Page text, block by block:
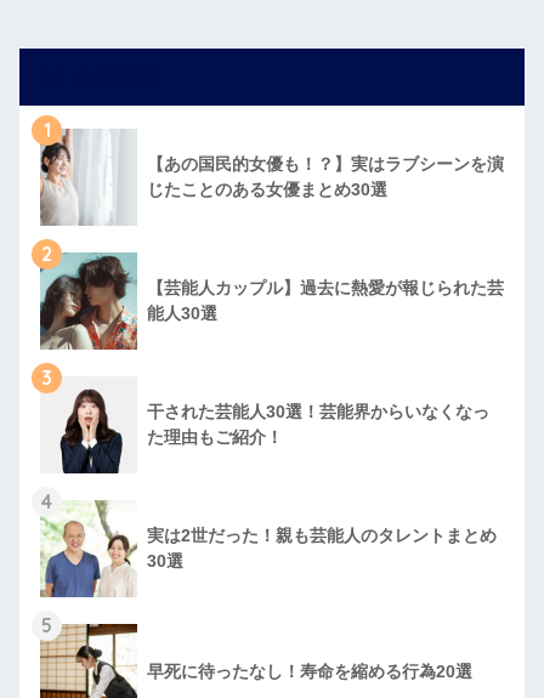
1
【あの国民的女優も！？】実はラブシーンを演
じたことのある女優まとめ30選
2
【芸能人カップル】過去に熱愛が報じられた芸
能人30選
3
干された芸能人30選！芸能界からいなくなっ
た理由もご紹介！
4
実は2世だった！親も芸能人のタレントまとめ
30選
5
早死に待ったなし！寿命を縮める行為20選